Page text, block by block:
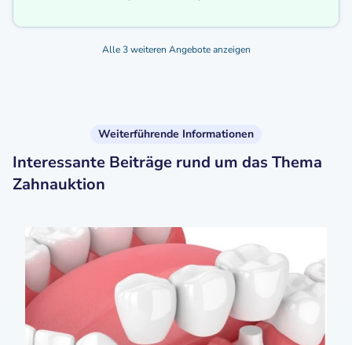
Alle 3 weiteren Angebote anzeigen
Weiterführende Informationen
Interessante Beiträge rund um das Thema
Zahnauktion